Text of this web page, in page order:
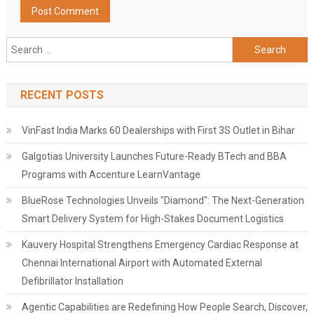
Search
for:
RECENT POSTS
VinFast India Marks 60 Dealerships with First 3S Outlet in Bihar
Galgotias University Launches Future-Ready BTech and BBA
Programs with Accenture LearnVantage
BlueRose Technologies Unveils "Diamond": The Next-Generation
Smart Delivery System for High-Stakes Document Logistics
Kauvery Hospital Strengthens Emergency Cardiac Response at
Chennai International Airport with Automated External
Defibrillator Installation
Agentic Capabilities are Redefining How People Search, Discover,